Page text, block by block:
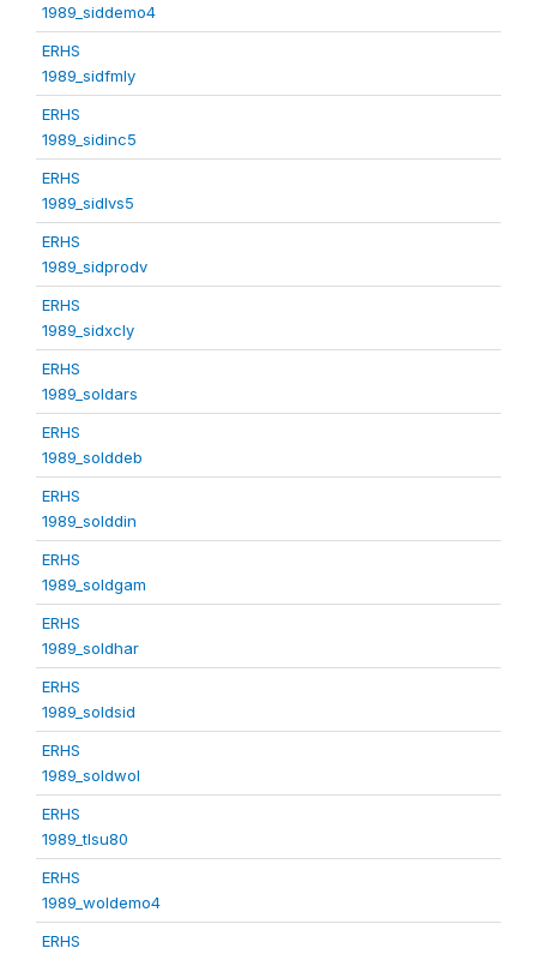
1989_siddemo4
ERHS
1989_sidfmly
ERHS
1989_sidinc5
ERHS
1989_sidlvs5
ERHS
1989_sidprodv
ERHS
1989_sidxcly
ERHS
1989_soldars
ERHS
1989_solddeb
ERHS
1989_solddin
ERHS
1989_soldgam
ERHS
1989_soldhar
ERHS
1989_soldsid
ERHS
1989_soldwol
ERHS
1989_tlsu80
ERHS
1989_woldemo4
ERHS